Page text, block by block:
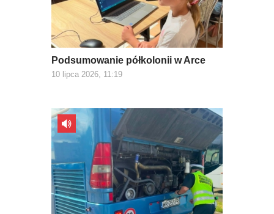
Podsumowanie półkolonii w Arce
10 lipca 2026, 11:19